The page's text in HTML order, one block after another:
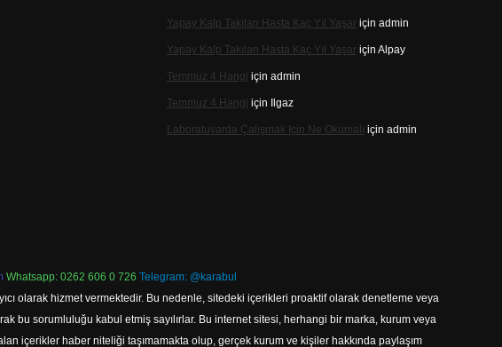
Yapay Kalp Takılan Hasta Kaç Yıl Yaşariçin admin
Yapay Kalp Takılan Hasta Kaç Yıl Yaşariçin Alpay
Temmuz 4 Hangi için admin
Temmuz 4 Hangi için Ilgaz
Laboratuvarda Çalışmak Için Ne Okumalı için admin
Whatsapp: 0262 606 0 726 Telegram: @karabul
olarak hizmet vermektedir. Bu nedenle, sitedeki içerikleri proaktif olarak denetleme veya
bu sorumluluğu kabul etmiş sayılırlar. Bu internet sitesi, herhangi bir marka, kurum veya
içerikler haber niteliği taşımamakta olup, gerçek kurum ve kişiler hakkında paylaşım